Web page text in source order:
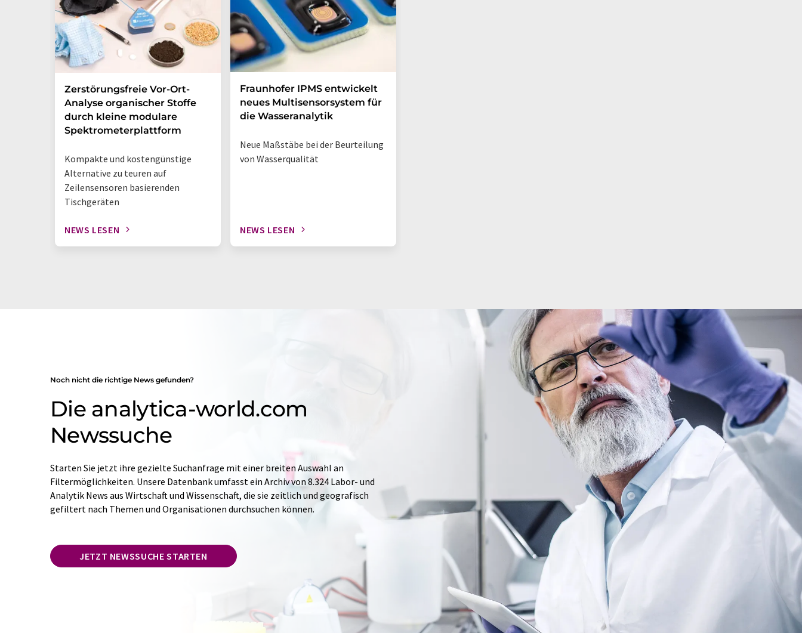
Zerstörungsfreie Vor-Ort-
Analyse organischer Stoffe
durch kleine modulare
Spektrometerplattform
Kompakte und kostengünstige
Alternative zu teuren auf
Zeilensensoren basierenden
Tischgeräten
NEWS LESEN
Fraunhofer IPMS entwickelt
neues Multisensorsystem für
die Wasseranalytik
Neue Maßstäbe bei der Beurteilung
von Wasserqualität
NEWS LESEN
Noch nicht die richtige News gefunden?
Die analytica-world.com
Newssuche
Starten Sie jetzt ihre gezielte Suchanfrage mit einer breiten Auswahl an
Filtermöglichkeiten. Unsere Datenbank umfasst ein Archiv von 8.324 Labor- und
Analytik News aus Wirtschaft und Wissenschaft, die sie zeitlich und geografisch
gefiltert nach Themen und Organisationen durchsuchen können.
JETZT NEWSSUCHE STARTEN